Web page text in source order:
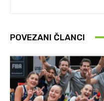
POVEZANI ČLANCI